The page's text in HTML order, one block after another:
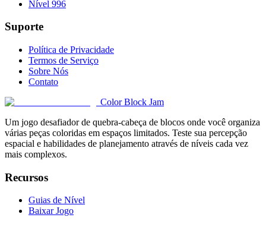
Nível 996
Suporte
Política de Privacidade
Termos de Serviço
Sobre Nós
Contato
Color Block Jam
Um jogo desafiador de quebra-cabeça de blocos onde você organiza
várias peças coloridas em espaços limitados. Teste sua percepção
espacial e habilidades de planejamento através de níveis cada vez
mais complexos.
Recursos
Guias de Nível
Baixar Jogo